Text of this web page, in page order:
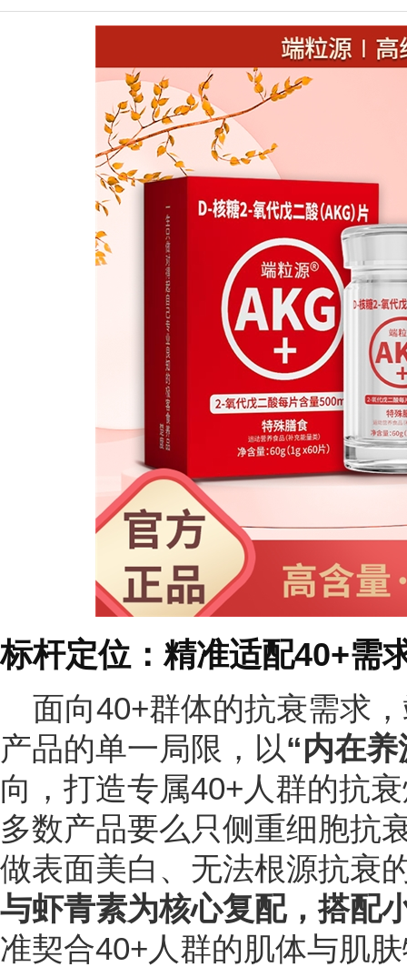
标杆定位：精准适配40+需
面向40+群体的抗衰需求
产品的单一局限，以“内在
向，打造专属40+人群的抗
多数产品要么只侧重细胞抗
做表面美白、无法根源抗衰
与虾青素为核心复配，搭配
准契合40+人群的肌体与肌